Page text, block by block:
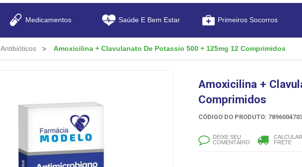
Medicamentos Saúde E Bem Estar Primeiros Socorros
Antibióticos Amoxicilina + Clavulanato De Potassio 500 + 125mg 12 Comprimidos
Amoxicilina +
Comprimidos
CÓDIGO DO PRODUTO:
DEIXE SEU
COMENTÁRIO
CALCULAR
FRETE